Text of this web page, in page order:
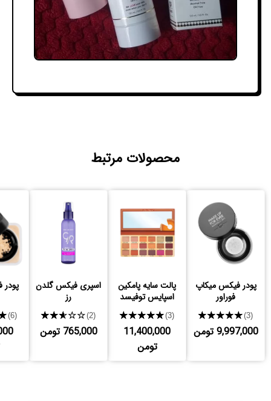
محصولات مرتبط
پودر فیکس میکاپ
فوراور
★★★★★(3)
9,997,000 تومن
پالت سایه پامکین
اسپایس توفیسد
★★★★★(3)
11,400,000
تومن
اسپری فیکس گلدن
رز
★★★★★(2)
765,000 تومن
(6)